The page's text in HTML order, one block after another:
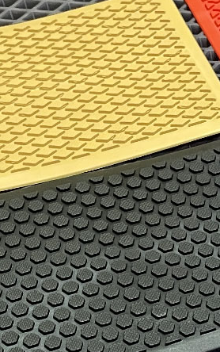
EVA
Эконом